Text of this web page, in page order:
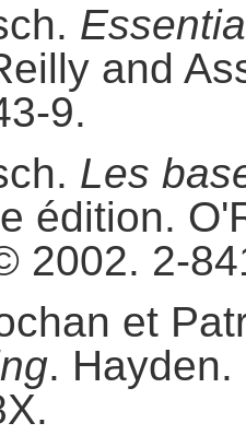
.
and
9.
. Les
édition.
2002. 2-
et
. Hayden.